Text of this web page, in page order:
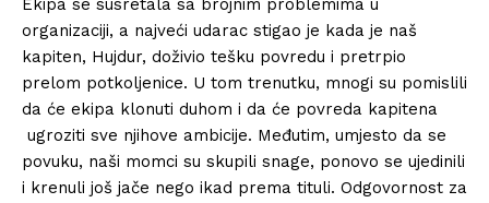
Ekipa se susretala sa brojnim problemima u
organizaciji, a najveći udarac stigao je kada je naš
kapiten, Hujdur, doživio tešku povredu i pretrpio
prelom potkoljenice. U tom trenutku, mnogi su pomislili
da će ekipa klonuti duhom i da će povreda kapitena
ugroziti sve njihove ambicije. Međutim, umjesto da se
povuku, naši momci su skupili snage, ponovo se ujedinili
i krenuli još jače nego ikad prema tituli. Odgovornost za